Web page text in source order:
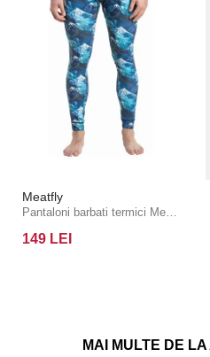
Meatfly
149 LEI
MAI MULTE DE